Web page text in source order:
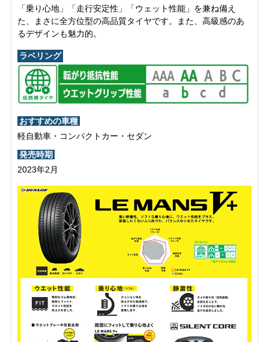
「乗り心地」「走行安定性」「ウェット性能」を兼ね備え
た、まさに全方位型の高品質タイヤです。また、高級感のあ
るデザインも魅力的。
ラベリング
おすすめの車種
軽自動車・コンパクトカー・セダン
発売時期
2023年2月